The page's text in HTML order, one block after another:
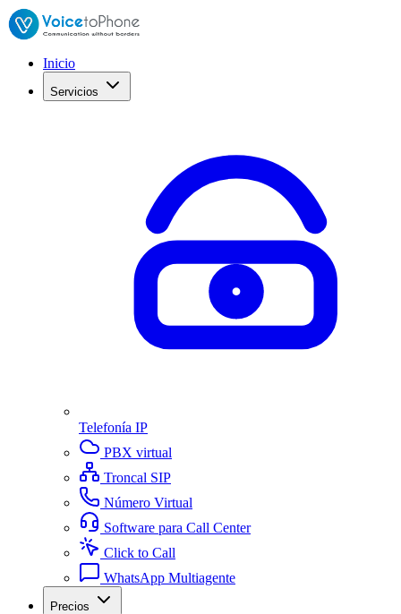
Inicio
Servicios
Telefonía IP
PBX virtual
Troncal SIP
Número Virtual
Software para Call Center
Click to Call
WhatsApp Multiagente
Precios